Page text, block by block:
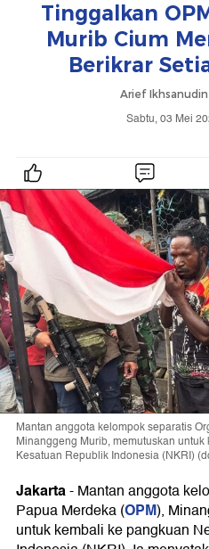
Tinggalkan
Murib Cium
Berikrar
Arief
Sabtu, 03 Mei
Mantan anggota kelompok separatis
Minanggeng Murib, memutuskan
Kesatuan Republik Indonesia (NKRI)
Jakarta-Mantan anggota
Papua Merdeka (OPM),
untuk kembali ke pangkuan